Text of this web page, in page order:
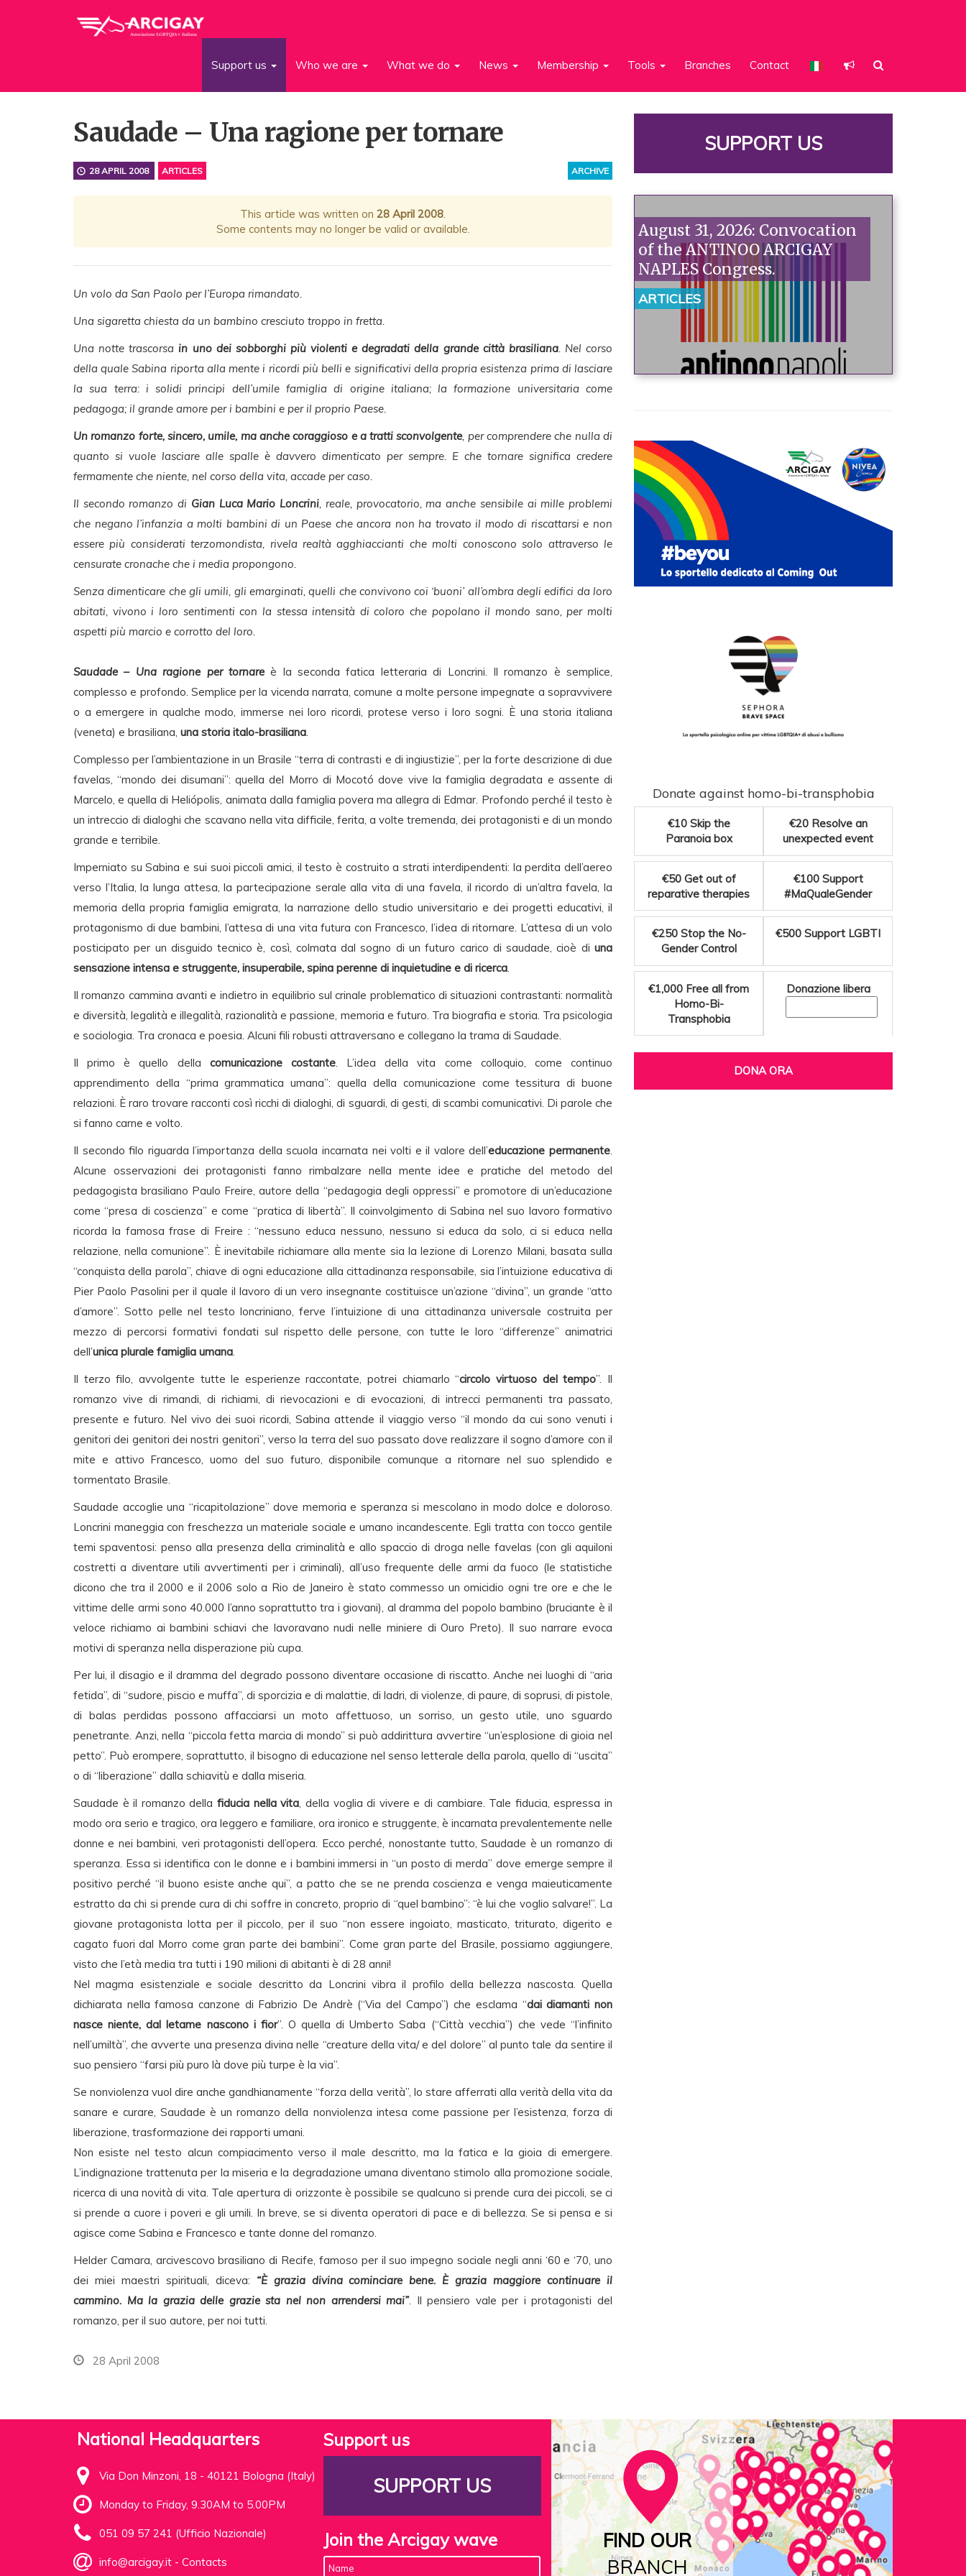
Support us Who we are What we do News Membership Tools Branches Contact
Saudade – Una ragione per tornare
ARCHIVE
28 APRIL 2008 ARTICLES
This article was written on 28 April 2008.
Some contents may no longer be valid or available.
Un volo da San Paolo per l’Europa rimandato.
Una sigaretta chiesta da un bambino cresciuto troppo in fretta.
Una notte trascorsa in uno dei sobborghi più violenti e degradati della grande città brasiliana. Nel corso
della quale Sabina riporta alla mente i ricordi più belli e significativi della propria esistenza prima di lasciare
la sua terra: i solidi principi dell’umile famiglia di origine italiana; la formazione universitaria come
pedagoga; il grande amore per i bambini e per il proprio Paese.
Un romanzo forte, sincero, umile, ma anche coraggioso e a tratti sconvolgente, per comprendere che nulla di
quanto si vuole lasciare alle spalle è davvero dimenticato per sempre. E che tornare significa credere
fermamente che niente, nel corso della vita, accade per caso.
Il secondo romanzo di Gian Luca Mario Loncrini, reale, provocatorio, ma anche sensibile ai mille problemi
che negano l’infanzia a molti bambini di un Paese che ancora non ha trovato il modo di riscattarsi e non
essere più considerati terzomondista, rivela realtà agghiaccianti che molti conoscono solo attraverso le
censurate cronache che i media propongono.
Senza dimenticare che gli umili, gli emarginati, quelli che convivono coi ‘buoni’ all’ombra degli edifici da loro
abitati, vivono i loro sentimenti con la stessa intensità di coloro che popolano il mondo sano, per molti
aspetti più marcio e corrotto del loro.
Saudade – Una ragione per tornareè la seconda fatica letteraria di Loncrini. Il romanzo è semplice,
complesso e profondo. Semplice per la vicenda narrata, comune a molte persone impegnate a sopravvivere
o a emergere in qualche modo, immerse nei loro ricordi, protese verso i loro sogni. È una storia italiana
(veneta) e brasiliana, una storia italo-brasiliana.
Complesso per l’ambientazione in un Brasile “terra di contrasti e di ingiustizie”, per la forte descrizione di due
favelas, “mondo dei disumani”: quella del Morro di Mocotó dove vive la famiglia degradata e assente di
Marcelo, e quella di Heliópolis, animata dalla famiglia povera ma allegra di Edmar. Profondo perché il testo è
un intreccio di dialoghi che scavano nella vita difficile, ferita, a volte tremenda, dei protagonisti e di un mondo
grande e terribile.
Imperniato su Sabina e sui suoi piccoli amici, il testo è costruito a strati interdipendenti: la perdita dell’aereo
verso l’Italia, la lunga attesa, la partecipazione serale alla vita di una favela, il ricordo di un’altra favela, la
memoria della propria famiglia emigrata, la narrazione dello studio universitario e dei progetti educativi, il
protagonismo di due bambini, l’attesa di una vita futura con Francesco, l’idea di ritornare. L’attesa di un volo
posticipato per un disguido tecnico è, così, colmata dal sogno di un futuro carico di saudade, cioè di una
sensazione intensa e struggente, insuperabile, spina perenne di inquietudine e di ricerca.
Il romanzo cammina avanti e indietro in equilibrio sul crinale problematico di situazioni contrastanti: normalità
e diversità, legalità e illegalità, razionalità e passione, memoria e futuro. Tra biografia e storia. Tra psicologia
e sociologia. Tra cronaca e poesia. Alcuni fili robusti attraversano e collegano la trama di Saudade.
Il primo è quello della comunicazione costante. L’idea della vita come colloquio, come continuo
apprendimento della “prima grammatica umana”: quella della comunicazione come tessitura di buone
relazioni. È raro trovare racconti così ricchi di dialoghi, di sguardi, di gesti, di scambi comunicativi. Di parole che
si fanno carne e volto.
Il secondo filo riguarda l’importanza della scuola incarnata nei volti e il valore dell’educazione permanente.
Alcune osservazioni dei protagonisti fanno rimbalzare nella mente idee e pratiche del metodo del
pedagogista brasiliano Paulo Freire, autore della “pedagogia degli oppressi” e promotore di un’educazione
come “presa di coscienza” e come “pratica di libertà”. Il coinvolgimento di Sabina nel suo lavoro formativo
ricorda la famosa frase di Freire : “nessuno educa nessuno, nessuno si educa da solo, ci si educa nella
relazione, nella comunione”. È inevitabile richiamare alla mente sia la lezione di Lorenzo Milani, basata sulla
“conquista della parola”, chiave di ogni educazione alla cittadinanza responsabile, sia l’intuizione educativa di
Pier Paolo Pasolini per il quale il lavoro di un vero insegnante costituisce un’azione “divina”, un grande “atto
d’amore”. Sotto pelle nel testo loncriniano, ferve l’intuizione di una cittadinanza universale costruita per
mezzo di percorsi formativi fondati sul rispetto delle persone, con tutte le loro “differenze” animatrici
dell’unica plurale famiglia umana.
Il terzo filo, avvolgente tutte le esperienze raccontate, potrei chiamarlo “circolo virtuoso del tempo”. Il
romanzo vive di rimandi, di richiami, di rievocazioni e di evocazioni, di intrecci permanenti tra passato,
presente e futuro. Nel vivo dei suoi ricordi, Sabina attende il viaggio verso “il mondo da cui sono venuti i
genitori dei genitori dei nostri genitori”, verso la terra del suo passato dove realizzare il sogno d’amore con il
mite e attivo Francesco, uomo del suo futuro, disponibile comunque a ritornare nel suo splendido e
tormentato Brasile.
Saudade accoglie una “ricapitolazione” dove memoria e speranza si mescolano in modo dolce e doloroso.
Loncrini maneggia con freschezza un materiale sociale e umano incandescente. Egli tratta con tocco gentile
temi spaventosi: penso alla presenza della criminalità e allo spaccio di droga nelle favelas (con gli aquiloni
costretti a diventare utili avvertimenti per i criminali), all’uso frequente delle armi da fuoco (le statistiche
dicono che tra il 2000 e il 2006 solo a Rio de Janeiro è stato commesso un omicidio ogni tre ore e che le
vittime delle armi sono 40.000 l’anno soprattutto tra i giovani), al dramma del popolo bambino (bruciante è il
veloce richiamo ai bambini schiavi che lavoravano nudi nelle miniere di Ouro Preto). Il suo narrare evoca
motivi di speranza nella disperazione più cupa.
Per lui, il disagio e il dramma del degrado possono diventare occasione di riscatto. Anche nei luoghi di “aria
fetida”, di “sudore, piscio e muffa”, di sporcizia e di malattie, di ladri, di violenze, di paure, di soprusi, di pistole,
di balas perdidas possono affacciarsi un moto affettuoso, un sorriso, un gesto utile, uno sguardo
penetrante. Anzi, nella “piccola fetta marcia di mondo” si può addirittura avvertire “un’esplosione di gioia nel
petto”. Può erompere, soprattutto, il bisogno di educazione nel senso letterale della parola, quello di “uscita”
o di “liberazione” dalla schiavitù e dalla miseria.
Saudade è il romanzo dellafiducia nella vita, della voglia di vivere e di cambiare. Tale fiducia, espressa in
modo ora serio e tragico, ora leggero e familiare, ora ironico e struggente, è incarnata prevalentemente nelle
donne e nei bambini, veri protagonisti dell’opera. Ecco perché, nonostante tutto, Saudade è un romanzo di
speranza. Essa si identifica con le donne e i bambini immersi in “un posto di merda” dove emerge sempre il
positivo perché “il buono esiste anche qui”, a patto che se ne prenda coscienza e venga maieuticamente
estratto da chi si prende cura di chi soffre in concreto, proprio di “quel bambino”: “è lui che voglio salvare!”. La
giovane protagonista lotta per il piccolo, per il suo “non essere ingoiato, masticato, triturato, digerito e
cagato fuori dal Morro come gran parte dei bambini”. Come gran parte del Brasile, possiamo aggiungere,
visto che l’età media tra tutti i 190 milioni di abitanti è di 28 anni!
Nel magma esistenziale e sociale descritto da Loncrini vibra il profilo della bellezza nascosta. Quella
dichiarata nella famosa canzone di Fabrizio De Andrè (“Via del Campo”) che esclama “dai diamanti non
nasce niente, dal letame nascono i fior”. O quella di Umberto Saba (“Città vecchia”) che vede “l’infinito
nell’umiltà”, che avverte una presenza divina nelle “creature della vita/ e del dolore” al punto tale da sentire il
suo pensiero “farsi più puro là dove più turpe è la via”.
Se nonviolenza vuol dire anche gandhianamente “forza della verità”, lo stare afferrati alla verità della vita da
sanare e curare, Saudade è un romanzo della nonviolenza intesa come passione per l’esistenza, forza di
liberazione, trasformazione dei rapporti umani.
Non esiste nel testo alcun compiacimento verso il male descritto, ma la fatica e la gioia di emergere.
L’indignazione trattenuta per la miseria e la degradazione umana diventano stimolo alla promozione sociale,
ricerca di una novità di vita. Tale apertura di orizzonte è possibile se qualcuno si prende cura dei piccoli, se ci
si prende a cuore i poveri e gli umili. In breve, se si diventa operatori di pace e di bellezza. Se si pensa e si
agisce come Sabina e Francesco e tante donne del romanzo.
Helder Camara, arcivescovo brasiliano di Recife, famoso per il suo impegno sociale negli anni ‘60 e ‘70, uno
dei miei maestri spirituali, diceva: “È grazia divina cominciare bene. È grazia maggiore continuare il
cammino. Ma la grazia delle grazie sta nel non arrendersi mai”. Il pensiero vale per i protagonisti del
romanzo, per il suo autore, per noi tutti.
28 April 2008
SUPPORT US
August 31, 2026: Convocation
of the ANTINOO ARCIGAY
NAPLES Congress.
ARTICLES
Donate against homo-bi-transphobia
€10 Skip the
Paranoia box
€20 Resolve an
unexpected event
€50 Get out of
reparative therapies
€100 Support
#MaQualeGender
€250 Stop the No-
Gender Control
€500 Support LGBTI
€1,000 Free all from
Homo-Bi-
Transphobia
Donazione libera
DONA ORA
National Headquarters
Via Don Minzoni, 18 - 40121 Bologna (Italy)
Monday to Friday, 9.30AM to 5.00PM
051 09 57 241 (Ufficio Nazionale)
info@arcigay.it - Contacts
Support us
SUPPORT US
Join the Arcigay wave
FIND OUR
BRANCH